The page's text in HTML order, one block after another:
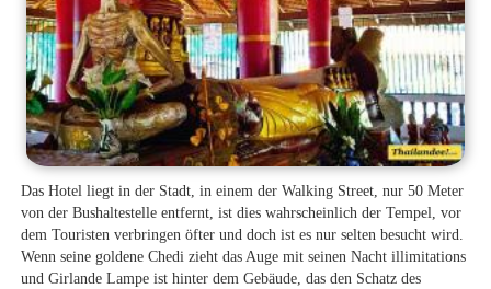
Das Hotel liegt in der Stadt, in einem der Walking Street, nur 50 Meter
von der Bushaltestelle entfernt, ist dies wahrscheinlich der Tempel, vor
dem Touristen verbringen öfter und doch ist es nur selten besucht wird.
Wenn seine goldene Chedi zieht das Auge mit seinen Nacht illimitations
und Girlande Lampe ist hinter dem Gebäude, das den Schatz des